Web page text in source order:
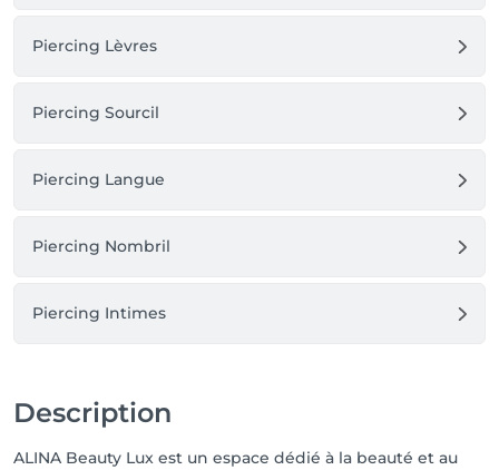
Piercing Lèvres
Piercing Sourcil
Piercing Langue
Piercing Nombril
Piercing Intimes
Description
ALINA Beauty Lux est un espace dédié à la beauté et au